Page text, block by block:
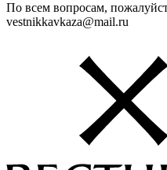
По всем вопросам,
vestnikkavkaza@mail.ru